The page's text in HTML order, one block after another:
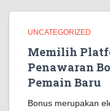
UNCATEGORIZED
Memilih
Penawaran
Pemain Baru
Bonus merupakan